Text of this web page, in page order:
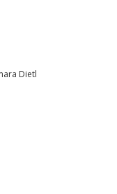
Dietl